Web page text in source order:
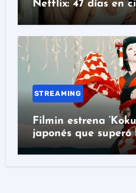
Netflix: 47 días en
Oscar
STREAMING
Filmin estrena
japonés que superó
espectadores